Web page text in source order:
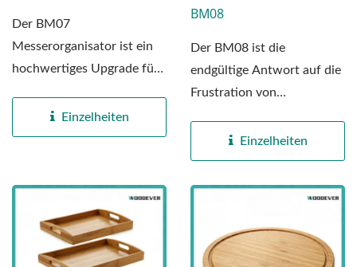
Der BM07
Messerorganisator ist ein
hochwertiges Upgrade für
Hergestellt...Einzelheiten
BM08
Der BM08 ist die
endgültige Antwort auf die
Frustration von
passen....Einzelheiten